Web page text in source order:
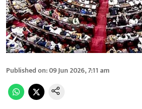
Published on:09 Jun 2026, 7:11 am